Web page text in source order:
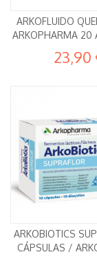
ARKOFLUIDO
ARKOPHARMA 20
23,90
ARKOBIOTICS
CÁPSULAS /